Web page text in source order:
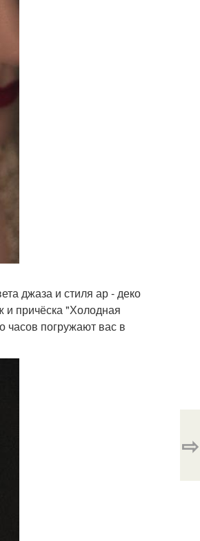
джаза и стиля ар - деко
и причёска "Холодная
часов погружают вас в
⇨